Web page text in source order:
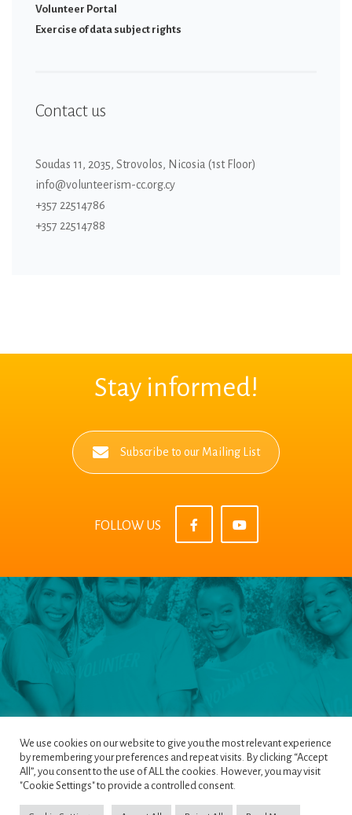
Volunteer Portal
Εxercise of data subject rights
Contact us
Soudas 11, 2035, Strovolos, Nicosia (1st Floor)
info@volunteerism-cc.org.cy
+357 22514786
+357 22514788
Stay informed!
Subscribe to our Mailing List
FOLLOW US
Pages|Privacy Policy|Terms & Conditions
Cookie Policy
We use cookies on our website to give you the most relevant experience
by remembering your preferences and repeat visits. By clicking “Accept
All”, you consent to the use of ALL the cookies. However, you may visit
"Cookie Settings" to provide a controlled consent.